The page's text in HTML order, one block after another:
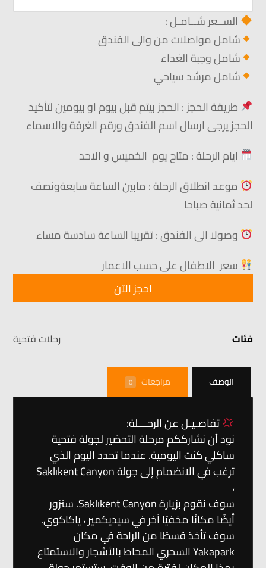
الســعر شــامـل :
شامل مواصلات من والى الفندق
شامل وجبة الغداء
شامل مرشد سياحي
طريقة الحجز : الحجز بيتم قبل بيوم او بيومين لتأكيد
الحجز يرجى ارسال اسم الفندق ورقم الغرفة والاسماء
ايام الرحلة : متاح يوم الخميس و الاحد
موعد انطلاق الرحلة : مابين الساعة سابعةونصف
لحد ثمانية صباحا
وصولا الى الفندق : تقريبا الساعة سادسة مساء
سعر الاطفال على حسب الاعمار
احجز الآن
فئات رحلات فتحية
الوصف مراجعات 0
تفاصـيـل عن الرحـــلة:
نود أن نشارككم مرحلة التحضير لجولة فتحية
ساكلي كنت اليومية. عندما تحدد اليوم الذي
ترغب في الانضمام إلى جولة Saklıkent Canyon
،
سوف نقوم بزيارة Saklıkent Canyon. سنزور
أيضًا مكانًا مخفيًا آخر في سيديكمير ، ياكاكوي.
سوف تأخذ قسطًا من الراحة في مكان
Yakapark السحري المحاط بالأشجار والاستمتاع